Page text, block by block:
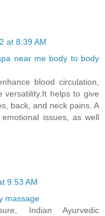
at 8:39 AM
near me body to body
blood circulation,
versatility.It helps to give
back, and neck pains. A
issues, as well
9:53 AM
massage
Indian Ayurvedic